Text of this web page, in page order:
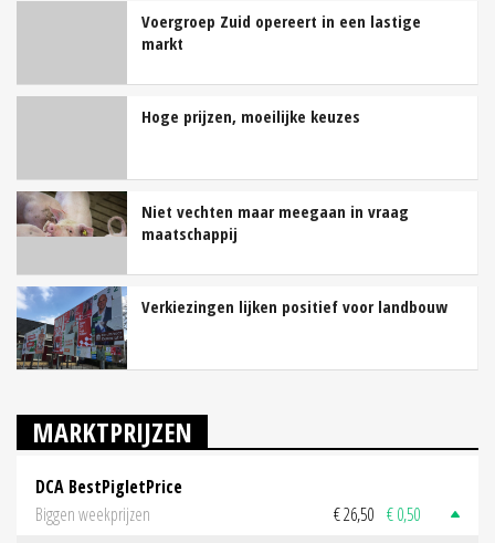
Voergroep Zuid opereert in een lastige
markt
Hoge prijzen, moeilijke keuzes
Niet vechten maar meegaan in vraag
maatschappij
Verkiezingen lijken positief voor landbouw
MARKTPRIJZEN
DCA BestPigletPrice
Biggen weekprijzen
€ 26,50 € 0,50